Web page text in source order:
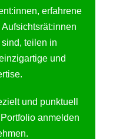
erfahrene
teilen in
und
und punktuell
anmelden